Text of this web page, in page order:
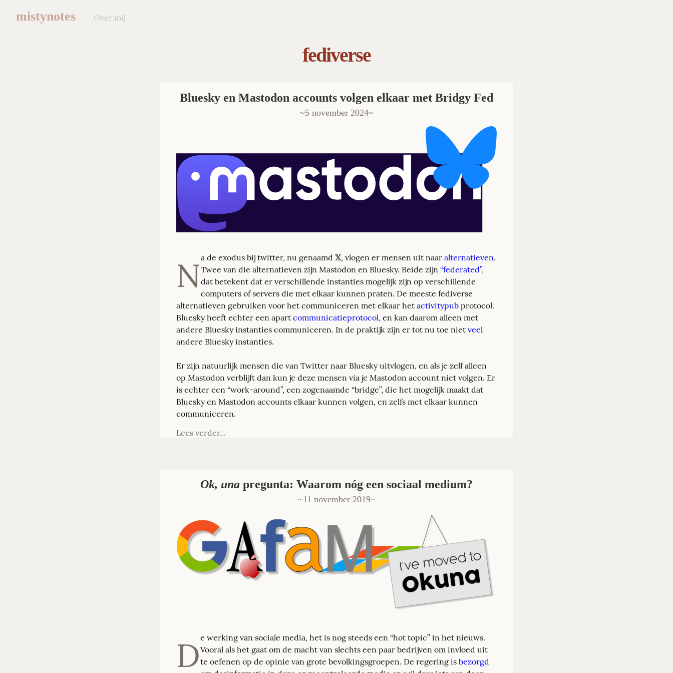
mistynotes Over mij
fediverse
Bluesky en Mastodon accounts volgen elkaar met Bridgy Fed
5 november 2024
Na de exodus bij twitter, nu genaamd 𝕏, vlogen er mensen uit naar alternatieven.
Twee van die alternatieven zijn Mastodon en Bluesky. Beide zijn “federated”,
dat betekent dat er verschillende instanties mogelijk zijn op verschillende
computers of servers die met elkaar kunnen praten. De meeste fediverse
alternatieven gebruiken voor het communiceren met elkaar het activitypub protocol.
Bluesky heeft echter een apart communicatieprotocol, en kan daarom alleen met
andere Bluesky instanties communiceren. In de praktijk zijn er tot nu toe niet veel
andere Bluesky instanties.
Er zijn natuurlijk mensen die van Twitter naar Bluesky uitvlogen, en als je zelf alleen
op Mastodon verblijft dan kun je deze mensen via je Mastodon account niet volgen. Er
is echter een “work-around”, een zogenaamde “bridge”, die het mogelijk maakt dat
Bluesky en Mastodon accounts elkaar kunnen volgen, en zelfs met elkaar kunnen
communiceren.
Lees verder...
Ok, una pregunta: Waarom nóg een sociaal medium?
11 november 2019
De werking van sociale media, het is nog steeds een “hot topic” in het nieuws.
Vooral als het gaat om de macht van slechts een paar bedrijven om invloed uit
te oefenen op de opinie van grote bevolkingsgroepen. De regering is bezorgd